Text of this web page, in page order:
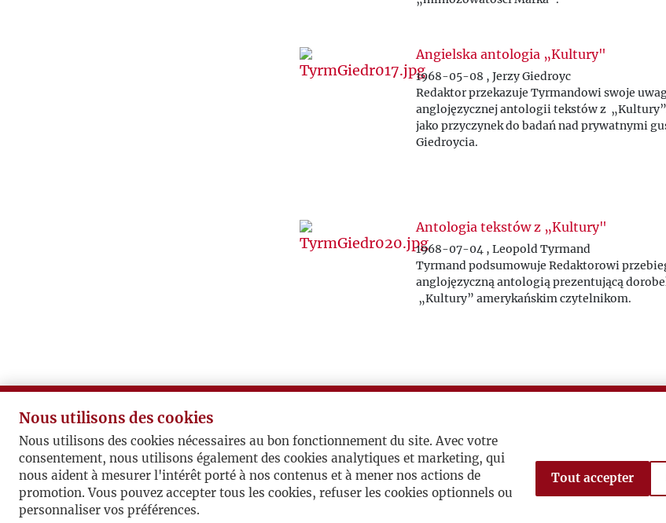
Angielska antologia „Kultury"
1968-05-08 , Jerzy Giedroyc
Redaktor przekazuje Tyrmandowi swoje
anglojęzycznej antologii tekstów z „Kultury”
jako przyczynek do badań nad prywatnymi
Giedroycia.
Antologia tekstów z „Kultury"
1968-07-04 , Leopold Tyrmand
Tyrmand podsumowuje Redaktorowi
anglojęzyczną antologią prezentującą
„Kultury” amerykańskim czytelnikom.
Nous utilisons des cookies
Nous utilisons des cookies nécessaires au bon fonctionnement du site. Avec votre
consentement, nous utilisons également des cookies analytiques et marketing, qui
nous aident à mesurer l'intérêt porté à nos contenus et à mener nos actions de
promotion. Vous pouvez accepter tous les cookies, refuser les cookies optionnels ou
personnaliser vos préférences.
Tout accepter